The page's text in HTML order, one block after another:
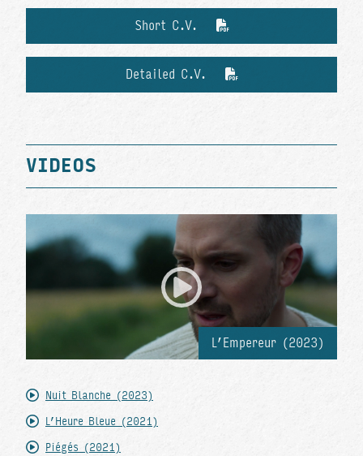
Short C.V.
Detailed C.V.
VIDEOS
L’Empereur (2023)
Nuit Blanche (2023)
L’Heure Bleue (2021)
Piégés (2021)